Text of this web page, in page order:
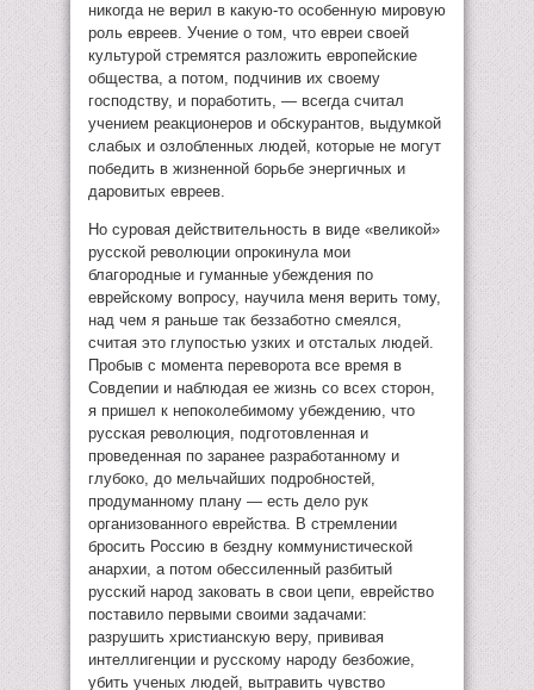
никогда не верил в какую-то особенную мировую
роль евреев. Учение о том, что евреи своей
культурой стремятся разложить европейские
общества, а потом, подчинив их своему
господству, и поработить, — всегда считал
учением реакционеров и обскурантов, выдумкой
слабых и озлобленных людей, которые не могут
победить в жизненной борьбе энергичных и
даровитых евреев.
Но суровая действительность в виде «великой»
русской революции опрокинула мои
благородные и гуманные убеждения по
еврейскому вопросу, научила меня верить тому,
над чем я раньше так беззаботно смеялся,
считая это глупостью узких и отсталых людей.
Пробыв с момента переворота все время в
Совдепии и наблюдая ее жизнь со всех сторон,
я пришел к непоколебимому убеждению, что
русская революция, подготовленная и
проведенная по заранее разработанному и
глубоко, до мельчайших подробностей,
продуманному плану — есть дело рук
организованного еврейства. В стремлении
бросить Россию в бездну коммунистической
анархии, а потом обессиленный разбитый
русский народ заковать в свои цепи, еврейство
поставило первыми своими задачами:
разрушить христианскую веру, прививая
интеллигенции и русскому народу безбожие,
убить ученых людей, вытравить чувство